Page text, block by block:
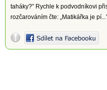
taháky?” Rychle k podvodníkovi
rozčarováním čte: „Matikářka je